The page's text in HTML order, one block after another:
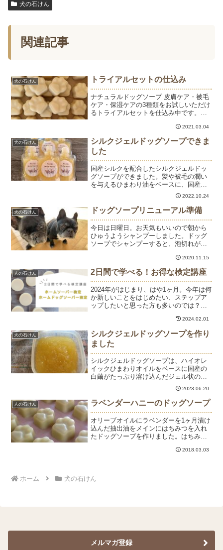
犬の石けん
関連記事
犬の石けん トライアルセットの仕込み
ナチュラルドッグソープ 皮膚ケア・被毛
ケア・保湿ケアの3種類をお試しいただけ
るトライアルセットを仕込み中です。こ
ア。つやつや肉球ソープです。売り切れ
状態が続いていますが、3月末に商品にで
きるように調整中です...
2021.03.04
犬の石けん
シルクジェルドッグソープできま
した
国産シルクを配合したシルクジェルドッ
グソープができました。髪や被毛の潤い
を与えるひまわり油をベースに、国産の
白繭玉がまるごと溶け込んでいます。国
産繭は生産量が少なく、いつも使ってい
るベトナム産の黄金繭と比べるととても
高価。その中でもコスメグ...
2022.10.24
犬の石けん ドッグソープリニューアル準備
今日は日曜日。お天気もいいので朝から
ひゅうようシャンプーしました。ドッグ
ソープでシャンプーすると、泡切れがよ
しばらくひなたぼっこしているとすぐに
乾いてサラサラになります。手作り石け
んは原料がナチュラルで低...
2020.11.15
人の石けん 2日間で学べる！お得な検定講座
2024年がはじまり、はや1ヶ月。今年は何
か新しいことをはじめたい、ステップア
ップしたいと思った方も多いのでは？手
ます。今回はお手頃価格ではじめられる
ホームソーパー検定、ホームドッグソー
パー検定をご紹介し...
2024.02.01
犬の石けん
シルクジェルドッグソープを作り
ました
シルクジェルドッグソープは、ハイオレ
イックひまわりオイルをベースに国産の
白繭がたっぷり溶け込んだジェル状のド
ッグソープです。もこもこの泡で汚れ落
ちがよく、被毛はさらふわ、ツヤもでま
す。固形のドッグソープがよいのはもち
ろんですが、最近はシルク...
2023.06.20
人の石けん ラベンダーハニーのドッグソープ
オリーブオイルにラベンダーを1ヶ月漬け
込んだ抽出油をメインにはちみつを入れ
たドッグソープを作りました。はちみつ
泡立ちがきめ細かくなります。わんちゃ
2018.03.03
ホーム 犬の石けん
メルマガ登録